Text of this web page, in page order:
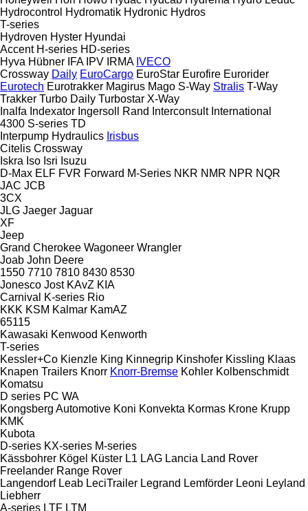
Hydrocontrol Hydromatik Hydronic Hydros
T-series
Hydroven Hyster Hyundai
Accent H-series HD-series
Hyva Hübner IFA IPV IRMA IVECO
Crossway Daily EuroCargo EuroStar Eurofire Eurorider
Eurotech Eurotrakker Magirus Mago S-Way Stralis T-Way
Trakker Turbo Daily Turbostar X-Way
Inalfa Indexator Ingersoll Rand Interconsult International
4300 S-series TD
Interpump Hydraulics Irisbus
Citelis Crossway
Iskra Iso Isri Isuzu
D-Max ELF FVR Forward M-Series NKR NMR NPR NQR
JAC JCB
3CX
JLG Jaeger Jaguar
XF
Jeep
Grand Cherokee Wagoneer Wrangler
Joab John Deere
1550 7710 7810 8430 8530
Jonesco Jost KAvZ KIA
Carnival
K-series Rio
KKK KSM Kalmar KamAZ
65115
Kawasaki Kenwood Kenworth
T-series
Kessler+Co Kienzle King Kinnegrip Kinshofer Kissling Klaas
Knapen Trailers Knorr Knorr-Bremse Kohler Kolbenschmidt
Komatsu
D series PC WA
Kongsberg Automotive Koni Konvekta Kormas Krone Krupp
KMK
Kubota
D-series KX-series M-series
Kässbohrer Kögel Küster L1 LAG Lancia Land Rover
Freelander Range Rover
Langendorf Leab LeciTrailer Legrand Lemförder Leoni Leyland
Liebherr
A-series LTF LTM